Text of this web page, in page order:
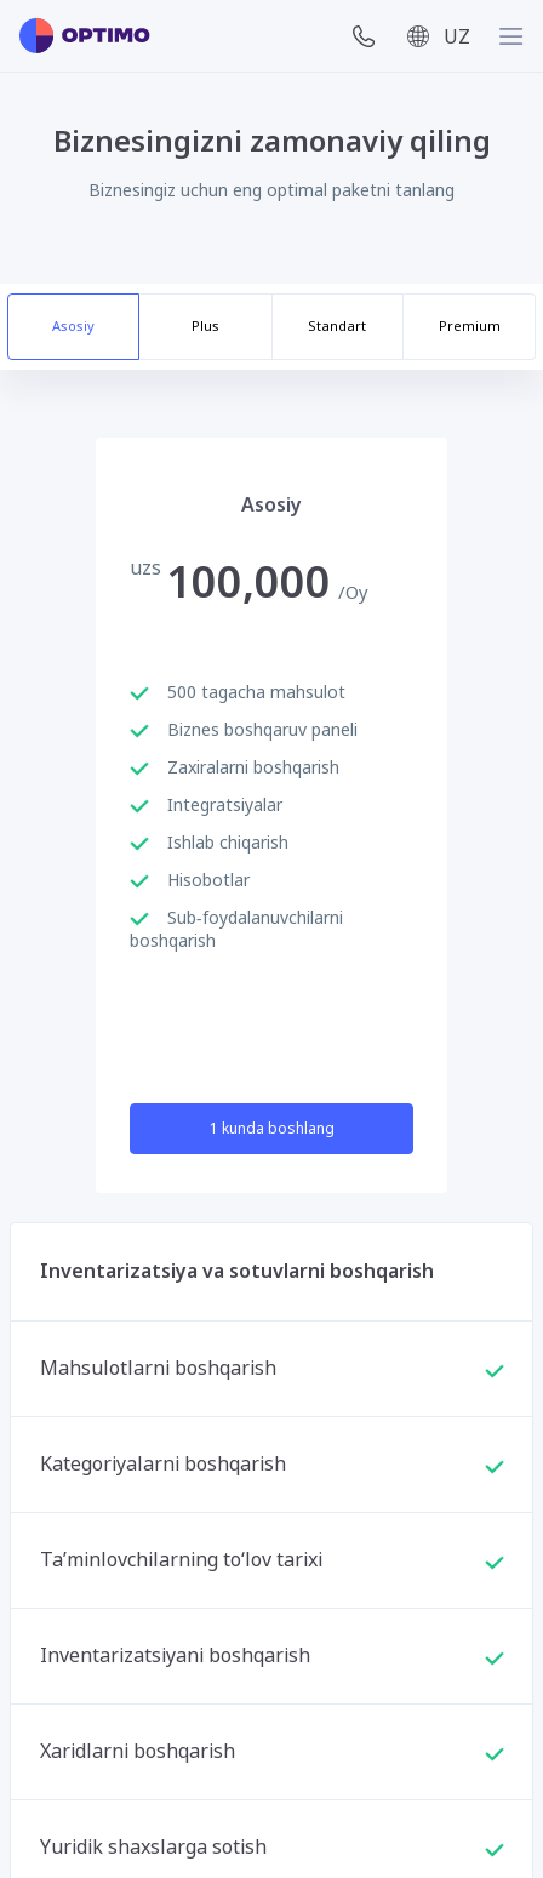
UZ
Biznesingizni zamonaviy qiling
Biznesingiz uchun eng optimal paketni tanlang
Asosiy Plus Standart Premium
Asosiy
uzs 100,000 /Oy
500 tagacha mahsulot
Biznes boshqaruv paneli
Zaxiralarni boshqarish
Integratsiyalar
Ishlab chiqarish
Hisobotlar
Sub-foydalanuvchilarni
boshqarish
1 kunda boshlang
Inventarizatsiya va sotuvlarni boshqarish
Mahsulotlarni boshqarish
Kategoriyalarni boshqarish
Ta’minlovchilarning to‘lov tarixi
Inventarizatsiyani boshqarish
Xaridlarni boshqarish
Yuridik shaxslarga sotish